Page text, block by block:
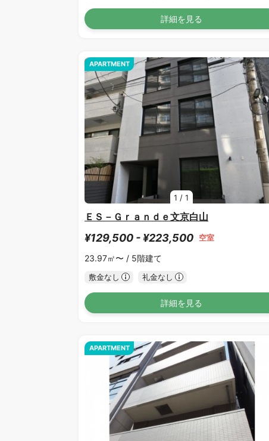
詳細を見る
1 /1
APARTMENT
ＥＳ－Ｇｒａｎｄｅ文京白山
¥129,500 - ¥223,500 空室
23.97㎡〜 / 5階建て
敷金なし 礼金なし
詳細を見る
APARTMENT